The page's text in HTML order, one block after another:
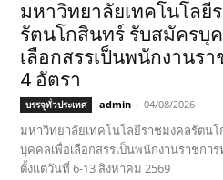
มหาวิทยาลัยเทคโนโลยี
รัตนโกสินทร์ รับสมัครบุ
เลือกสรรเป็นพนักงานร
4 อัตรา
บรรจุทั่วประเทศ admin - 04/08/2026
มหาวิทยาลัยเทคโนโลยีราชมงคลรัตน
บุคคลเพื่อเลือกสรรเป็นพนักงานราชการ
ตั้งแต่วันที่ 6-13 สิงหาคม 2569